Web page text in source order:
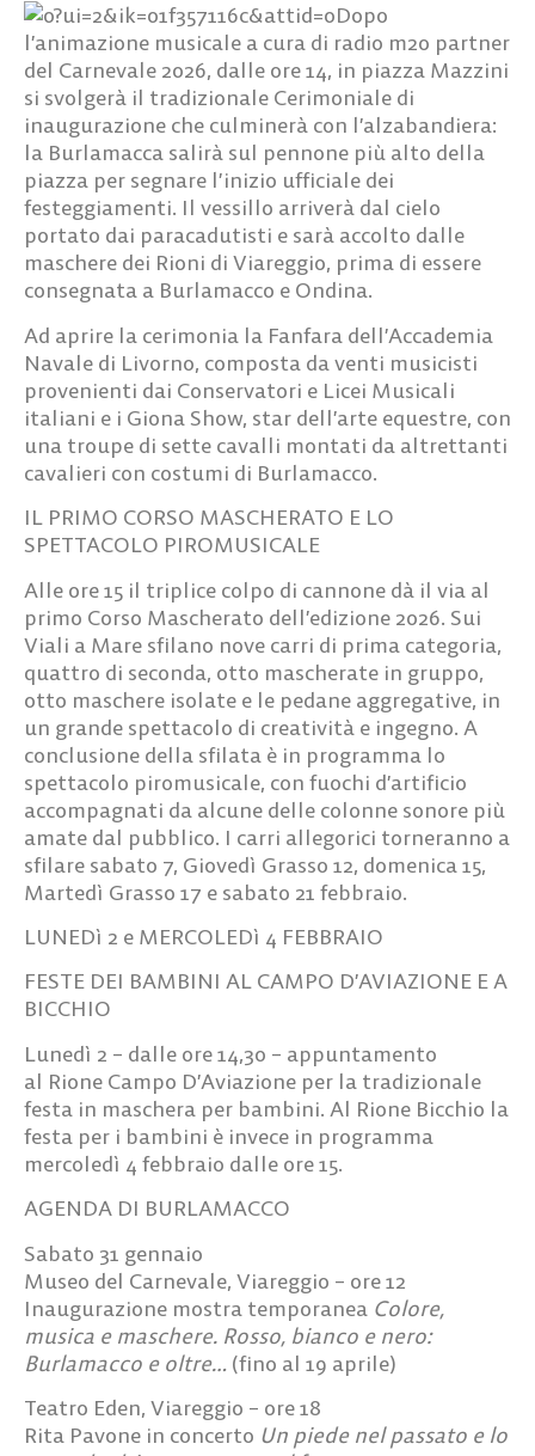
Dopo
l’animazione musicale a cura di radio m2o partner
del Carnevale 2026, dalle ore 14, in piazza Mazzini
si svolgerà il tradizionale Cerimoniale di
inaugurazione che culminerà con l’alzabandiera:
la Burlamacca salirà sul pennone più alto della
piazza per segnare l’inizio ufficiale dei
festeggiamenti. Il vessillo arriverà dal cielo
portato dai paracadutisti e sarà accolto dalle
maschere dei Rioni di Viareggio, prima di essere
consegnata a Burlamacco e Ondina.
Ad aprire la cerimonia la Fanfara dell’Accademia
Navale di Livorno, composta da venti musicisti
provenienti dai Conservatori e Licei Musicali
italiani e i Giona Show, star dell’arte equestre, con
una troupe di sette cavalli montati da altrettanti
cavalieri con costumi di Burlamacco.
IL PRIMO CORSO MASCHERATO E LO
SPETTACOLO PIROMUSICALE
Alle ore 15 il triplice colpo di cannone dà il via al
primo Corso Mascherato dell’edizione 2026. Sui
Viali a Mare sfilano nove carri di prima categoria,
quattro di seconda, otto mascherate in gruppo,
otto maschere isolate e le pedane aggregative, in
un grande spettacolo di creatività e ingegno. A
conclusione della sfilata è in programma lo
spettacolo piromusicale, con fuochi d’artificio
accompagnati da alcune delle colonne sonore più
amate dal pubblico. I carri allegorici torneranno a
sfilare sabato 7, Giovedì Grasso 12, domenica 15,
Martedì Grasso 17 e sabato 21 febbraio.
LUNEDì 2 e MERCOLEDì 4 FEBBRAIO
FESTE DEI BAMBINI AL CAMPO D’AVIAZIONE E A
BICCHIO
Lunedì 2 – dalle ore 14,30 – appuntamento
al Rione Campo D’Aviazione per la tradizionale
festa in maschera per bambini. Al Rione Bicchio la
festa per i bambini è invece in programma
mercoledì 4 febbraio dalle ore 15.
AGENDA DI BURLAMACCO
Sabato 31 gennaio
Museo del Carnevale, Viareggio – ore 12
Inaugurazione mostra temporanea Colore,
musica e maschere. Rosso, bianco e nero:
Burlamacco e oltre… (fino al 19 aprile)
Teatro Eden, Viareggio – ore 18
Rita Pavone in concerto Un piede nel passato e lo